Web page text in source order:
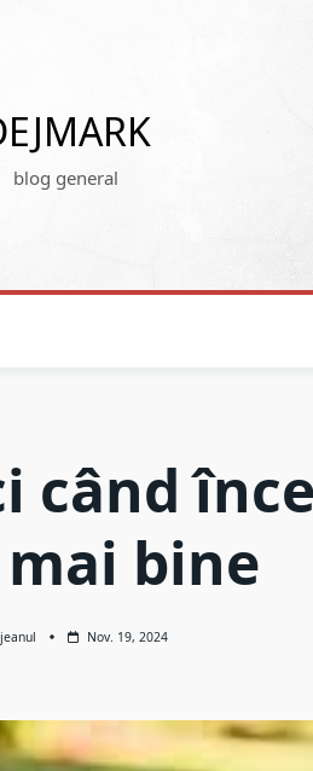
blog general
când
bine
Nov. 19, 2024